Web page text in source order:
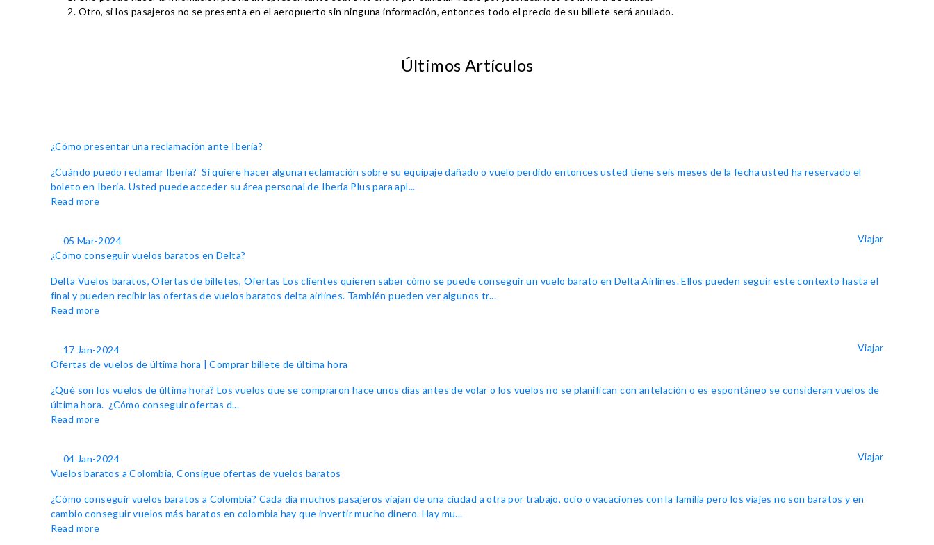
Otro, si los pasajeros no se presenta en el aeropuerto sin ninguna información, entonces todo el precio de su billete será anulado.
Últimos Artículos
¿Cómo presentar una reclamación ante Iberia?
¿Cuándo puedo reclamar Iberia? Si quiere hacer alguna reclamación sobre su equipaje dañado o vuelo perdido entonces usted tiene seis meses de la fecha usted ha reservado el
boleto en Iberia. Usted puede acceder su área personal de Iberia Plus para apl...
Read more
05 Mar-2024
Viajar
¿Cómo conseguir vuelos baratos en Delta?
Delta Vuelos baratos, Ofertas de billetes, Ofertas Los clientes quieren saber cómo se puede conseguir un vuelo barato en Delta Airlines. Ellos pueden seguir este contexto hasta el
final y pueden recibir las ofertas de vuelos baratos delta airlines. También pueden ver algunos tr...
Read more
17 Jan-2024
Viajar
Ofertas de vuelos de última hora | Comprar billete de última hora
¿Qué son los vuelos de última hora? Los vuelos que se compraron hace unos días antes de volar o los vuelos no se planifican con antelación o es espontáneo se consideran vuelos de
última hora. ¿Cómo conseguir ofertas d...
Read more
04 Jan-2024
Viajar
Vuelos baratos a Colombia, Consigue ofertas de vuelos baratos
¿Cómo conseguir vuelos baratos a Colombia? Cada día muchos pasajeros viajan de una ciudad a otra por trabajo, ocio o vacaciones con la familia pero los viajes no son baratos y en
cambio conseguir vuelos más baratos en colombia hay que invertir mucho dinero. Hay mu...
Read more